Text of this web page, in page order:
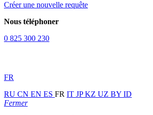
Créer une nouvelle requête
Nous téléphoner
0 825 300 230
FR
RU CN EN ES FR IT JPKZ UZ BY ID
Fermer